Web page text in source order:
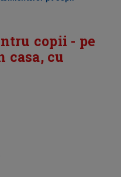
copii - pe
casa, cu